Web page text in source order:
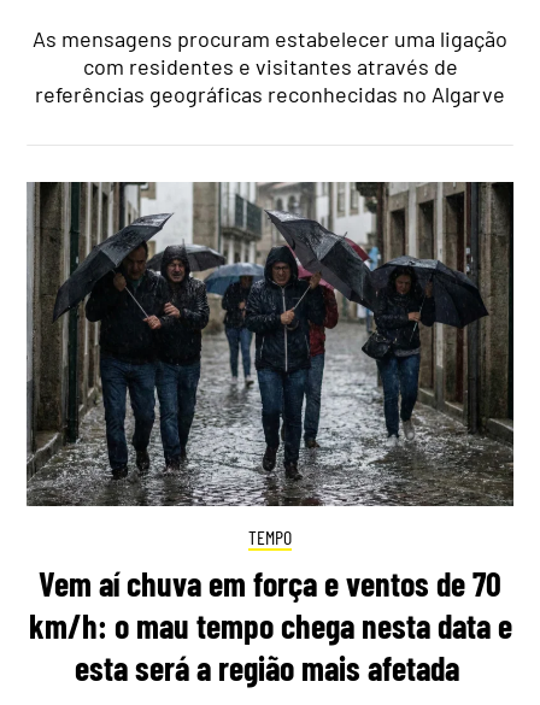
As mensagens procuram estabelecer uma ligação
com residentes e visitantes através de
referências geográficas reconhecidas no Algarve
TEMPO
Vem aí chuva em força e ventos de 70
km/h: o mau tempo chega nesta data e
esta será a região mais afetada